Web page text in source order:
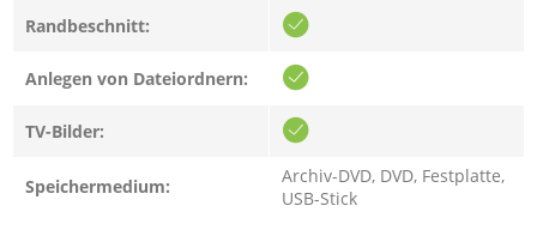
Randbeschnitt:
Anlegen von Dateiordnern:
TV-Bilder:
Speichermedium:
Archiv-DVD, DVD, Festplatte,
USB-Stick